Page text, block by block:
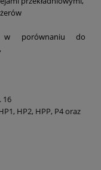
w porównaniu do
16
HP2, HPP, P4 oraz